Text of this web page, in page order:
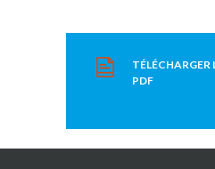
PDF